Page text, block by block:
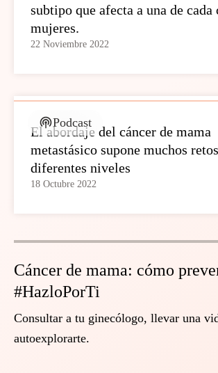
subtipo que afecta a una de cada
mujeres.
22 Noviembre 2022
Podcast
El abordaje del cáncer de mama
metastásico supone muchos
diferentes niveles
18 Octubre 2022
Cáncer de mama: cómo
#HazloPorTi
Consultar a tu ginecólogo, llevar una
autoexplorarte.